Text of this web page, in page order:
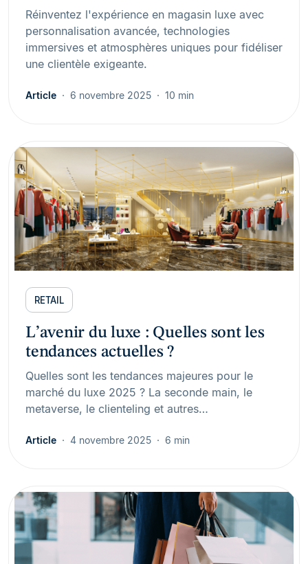
Réinventez l'expérience en magasin luxe avec
personnalisation avancée, technologies
immersives et atmosphères uniques pour fidéliser
une clientèle exigeante.
Article 6 novembre 2025 10 min
RETAIL
L’avenir du luxe : Quelles sont les
tendances actuelles ?
Quelles sont les tendances majeures pour le
marché du luxe 2025 ? La seconde main, le
metaverse, le clienteling et autres…
Article 4 novembre 2025 6 min